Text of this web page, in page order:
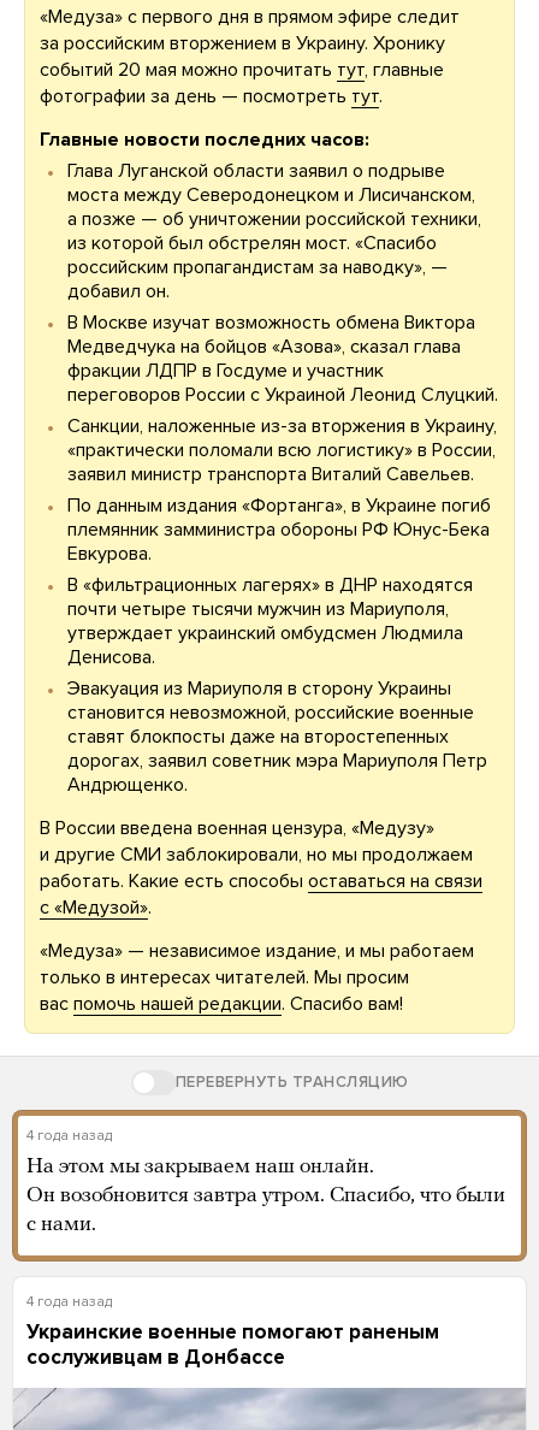
«Медуза» с первого дня в прямом эфире следит
за российским вторжением в Украину. Хронику
событий 20 мая можно прочитать тут, главные
фотографии за день — посмотреть тут.
Главные новости последних часов:
Глава Луганской области заявил о подрыве
моста между Северодонецком и Лисичанском,
а позже — об уничтожении российской техники,
из которой был обстрелян мост. «Спасибо
российским пропагандистам за наводку», —
добавил он.
В Москве изучат возможность обмена Виктора
Медведчука на бойцов «Азова», сказал глава
фракции ЛДПР в Госдуме и участник
переговоров России с Украиной Леонид Слуцкий.
Санкции, наложенные из-за вторжения в Украину,
«практически поломали всю логистику» в России,
заявил министр транспорта Виталий Савельев.
По данным издания «Фортанга», в Украине погиб
племянник замминистра обороны РФ Юнус-Бека
Евкурова.
В «фильтрационных лагерях» в ДНР находятся
почти четыре тысячи мужчин из Мариуполя,
утверждает украинский омбудсмен Людмила
Денисова.
Эвакуация из Мариуполя в сторону Украины
становится невозможной, российские военные
ставят блокпосты даже на второстепенных
дорогах, заявил советник мэра Мариуполя Петр
Андрющенко.
В России введена военная цензура, «Медузу»
и другие СМИ заблокировали, но мы продолжаем
работать. Какие есть способы оставаться на связи
с «Медузой».
«Медуза» — независимое издание, и мы работаем
только в интересах читателей. Мы просим
вас помочь нашей редакции. Спасибо вам!
ПЕРЕВЕРНУТЬ ТРАНСЛЯЦИЮ
4 года назад
На этом мы закрываем наш онлайн.
Он возобновится завтра утром. Спасибо, что были
с нами.
4 года назад
Украинские военные помогают раненым
сослуживцам в Донбассе